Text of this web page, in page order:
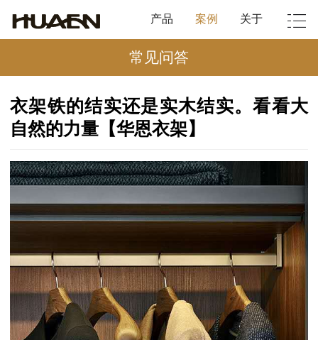
产品 案例 关于
常见问答
衣架铁的结实还是实木结实。看看大
自然的力量【华恩衣架】